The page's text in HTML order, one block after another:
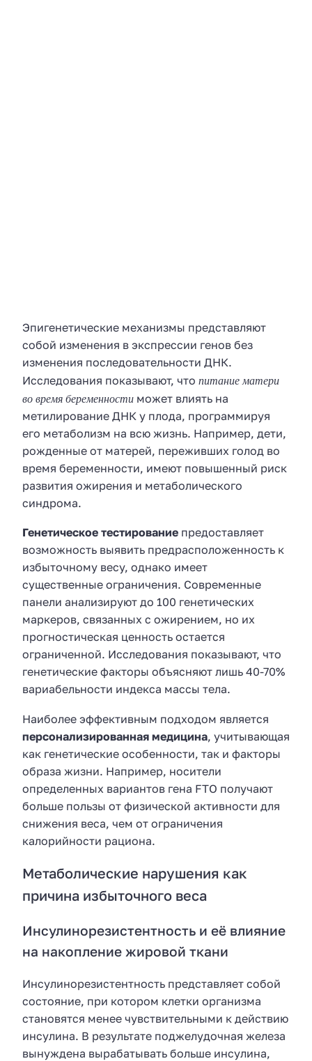
Эпигенетические механизмы представляют
собой изменения в экспрессии генов без
изменения последовательности ДНК.
Исследования показывают, что питание матери
во время беременности может влиять на
метилирование ДНК у плода, программируя
его метаболизм на всю жизнь. Например, дети,
рожденные от матерей, переживших голод во
время беременности, имеют повышенный риск
развития ожирения и метаболического
синдрома.
Генетическое тестирование предоставляет
возможность выявить предрасположенность к
избыточному весу, однако имеет
существенные ограничения. Современные
панели анализируют до 100 генетических
маркеров, связанных с ожирением, но их
прогностическая ценность остается
ограниченной. Исследования показывают, что
генетические факторы объясняют лишь 40-70%
вариабельности индекса массы тела.
Наиболее эффективным подходом является
персонализированная медицина, учитывающая
как генетические особенности, так и факторы
образа жизни. Например, носители
определенных вариантов гена FTO получают
больше пользы от физической активности для
снижения веса, чем от ограничения
калорийности рациона.
Метаболические нарушения как
причина избыточного веса
Инсулинорезистентность и её влияние
на накопление жировой ткани
Инсулинорезистентность представляет собой
состояние, при котором клетки организма
становятся менее чувствительными к действию
инсулина. В результате поджелудочная железа
вынуждена вырабатывать больше инсулина,